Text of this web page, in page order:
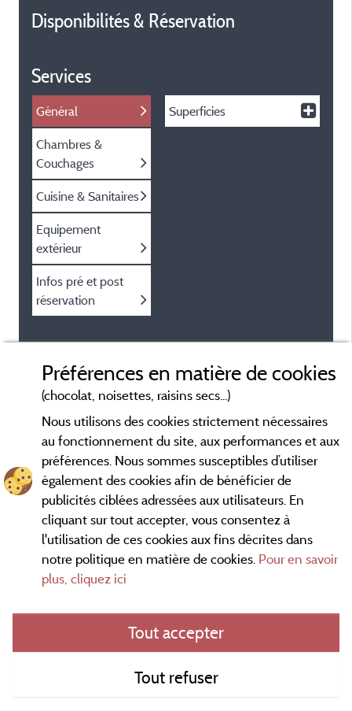
Disponibilités & Réservation
Services
Général
Chambres &
Couchages
Cuisine & Sanitaires
Equipement
extérieur
Infos pré et post
réservation
Superficies
Conditions générales d'utilisation
Contact
Préférences en matière de cookies
(chocolat, noisettes, raisins secs...)
Nous utilisons des cookies strictement nécessaires
au fonctionnement du site, aux performances et aux
préférences. Nous sommes susceptibles d’utiliser
également des cookies afin de bénéficier de
publicités ciblées adressées aux utilisateurs. En
cliquant sur tout accepter, vous consentez à
l'utilisation de ces cookies aux fins décrites dans
notre politique en matière de cookies. Pour en savoir
plus, cliquez ici
Tout accepter
Tout refuser